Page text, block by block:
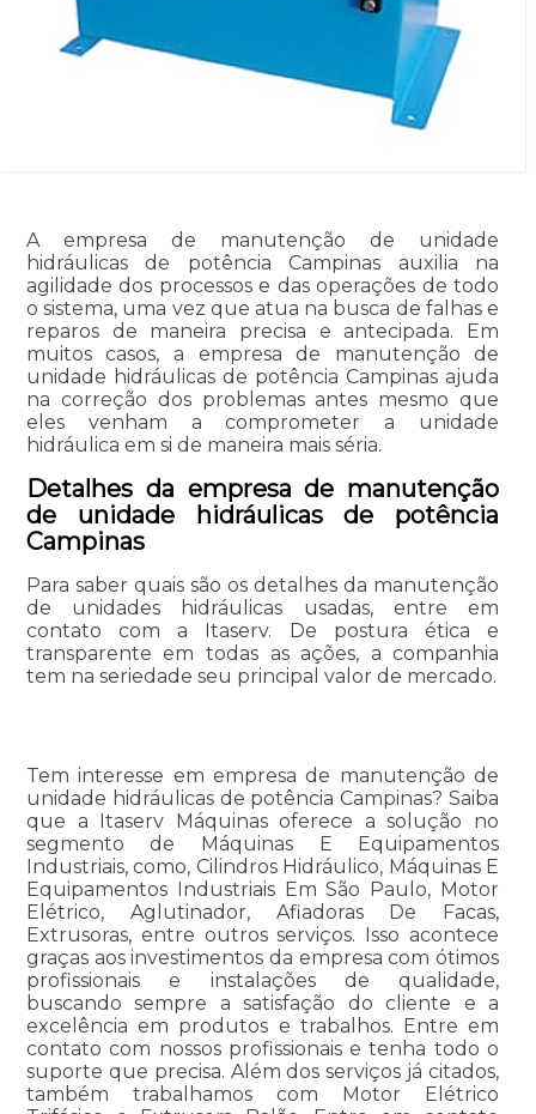
A empresa de manutenção de unidade
hidráulicas de potência Campinas auxilia na
agilidade dos processos e das operações de todo
o sistema, uma vez que atua na busca de falhas e
reparos de maneira precisa e antecipada. Em
muitos casos, a empresa de manutenção de
unidade hidráulicas de potência Campinas ajuda
na correção dos problemas antes mesmo que
eles venham a comprometer a unidade
hidráulica em si de maneira mais séria.
Detalhes da empresa de manutenção
de unidade hidráulicas de potência
Campinas
Para saber quais são os detalhes da manutenção
de unidades hidráulicas usadas, entre em
contato com a Itaserv. De postura ética e
transparente em todas as ações, a companhia
tem na seriedade seu principal valor de mercado.
Tem interesse em empresa de manutenção de
unidade hidráulicas de potência Campinas? Saiba
que a Itaserv Máquinas oferece a solução no
segmento de Máquinas E Equipamentos
Industriais, como, Cilindros Hidráulico, Máquinas E
Equipamentos Industriais Em São Paulo, Motor
Elétrico, Aglutinador, Afiadoras De Facas,
Extrusoras, entre outros serviços. Isso acontece
graças aos investimentos da empresa com ótimos
profissionais e instalações de qualidade,
buscando sempre a satisfação do cliente e a
excelência em produtos e trabalhos. Entre em
contato com nossos profissionais e tenha todo o
suporte que precisa. Além dos serviços já citados,
também trabalhamos com Motor Elétrico